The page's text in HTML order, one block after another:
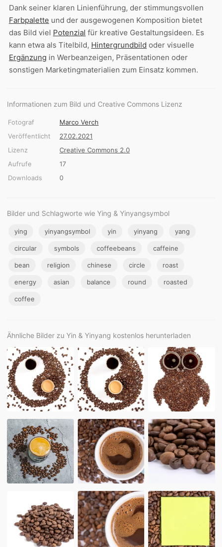
Dank seiner klaren Linienführung, der stimmungsvollen
Farbpalette und der ausgewogenen Komposition bietet
das Bild viel Potenzial für kreative Gestaltungsideen. Es
kann etwa als Titelbild, Hintergrundbild oder visuelle
Ergänzung in Werbeanzeigen, Präsentationen oder
sonstigen Marketingmaterialien zum Einsatz kommen.
Informationen zum Bild und Creative Commons Lizenz
Fotograf
Marco Verch
Veröffentlicht
27.02.2021
Lizenz
Creative Commons 2.0
Aufrufe
17
Downloads
0
Bilder und Schlagworte wie Ying & Yinyangsymbol
ying yinyangsymbol yin yinyang yang
circular symbols coffeebeans caffeine
bean religion chinese circle roast
energy asian balance round roasted
coffee
Ähnliche Bilder zu Yin & Yinyang kostenlos herunterladen